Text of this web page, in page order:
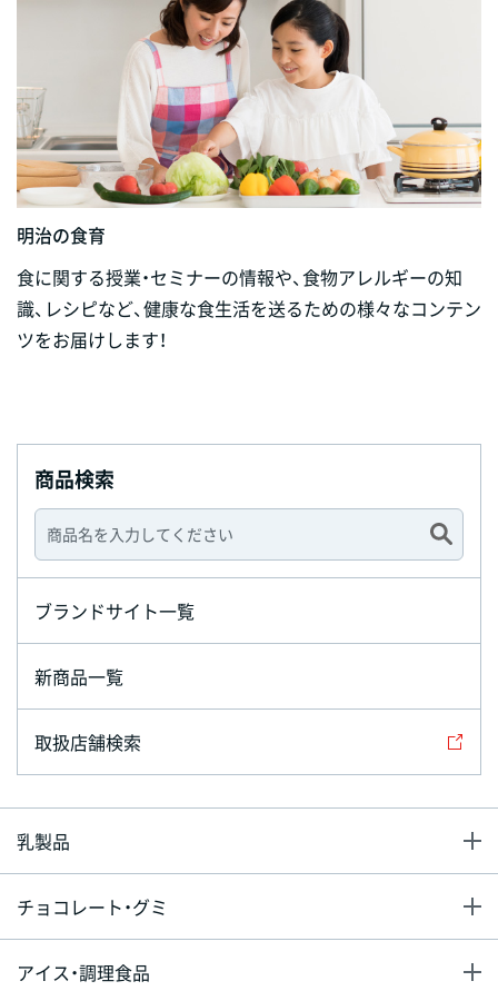
明治の食育
食に関する授業・セミナーの情報や、食物アレルギーの知
識、レシピなど、健康な食生活を送るための様々なコンテン
ツをお届けします！
商品検索
ブランドサイト一覧
新商品一覧
取扱店舗検索
乳製品
チョコレート・グミ
アイス・調理食品